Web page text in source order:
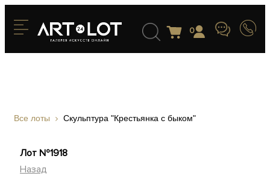
0
Все лоты Скульптура "Крестьянка с быком"
Лот №1918
Назад